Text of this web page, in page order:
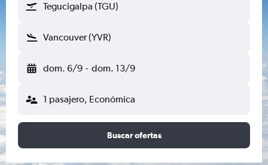
Tegucigalpa (TGU)
Vancouver (YVR)
dom. 6/9 - dom. 13/9
1 pasajero, Económica
Buscar ofertas